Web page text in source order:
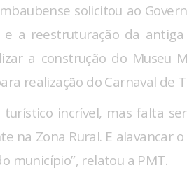
solicitou ao
e a reestruturação da
a construção do Museu
realização do Carnaval de
incrível, mas falta
na Zona Rural. E alavancar
município”, relatou a PMT.